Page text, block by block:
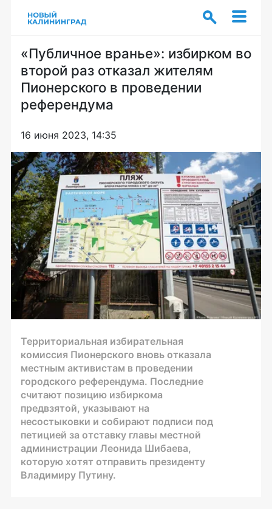
«Публичное вранье»: избирком во
второй раз отказал жителям
Пионерского в проведении
референдума
16 июня 2023, 14:35
Территориальная избирательная
комиссия Пионерского вновь отказала
местным активистам в проведении
городского референдума. Последние
считают позицию избиркома
предвзятой, указывают на
несостыковки и собирают подписи под
петицией за отставку главы местной
администрации Леонида Шибаева,
которую хотят отправить президенту
Владимиру Путину.